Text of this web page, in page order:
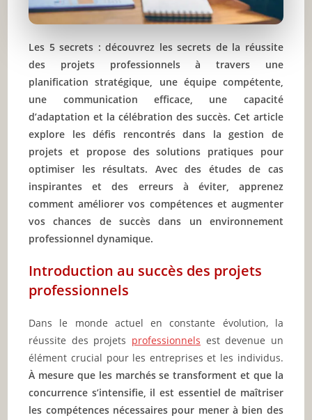
Les 5 secrets : découvrez les secrets de la réussite
des projets professionnels à travers une
planification stratégique, une équipe compétente,
une communication efficace, une capacité
d’adaptation et la célébration des succès. Cet article
explore les défis rencontrés dans la gestion de
projets et propose des solutions pratiques pour
optimiser les résultats. Avec des études de cas
inspirantes et des erreurs à éviter, apprenez
comment améliorer vos compétences et augmenter
vos chances de succès dans un environnement
professionnel dynamique.
Introduction au succès des projets
professionnels
Dans le monde actuel en constante évolution, la
réussite des projets professionnels est devenue un
élément crucial pour les entreprises et les individus.
À mesure que les marchés se transforment et que la
concurrence s’intensifie, il est essentiel de maîtriser
les compétences nécessaires pour mener à bien des